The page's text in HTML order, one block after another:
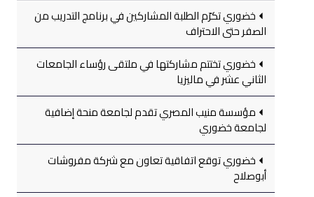
خضوري تكرّم الطلبة المشاركين في برنامج التدريب من
الصفر حتى الاحتراف
خضوري تختتم مشاركتها في ملتقى رؤساء الجامعات
الثاني عشر في ماليزيا
مؤسسة منيب المصري تقدم لجامعة منحة إضافية
لجامعة خضوري
خضوري توقع اتفاقية تعاون مع شركة مفروشات
أبوصلاح